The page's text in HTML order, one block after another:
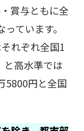
賞与ともに全
ています。
れぞれ全国1
高水準では
5800円と全国